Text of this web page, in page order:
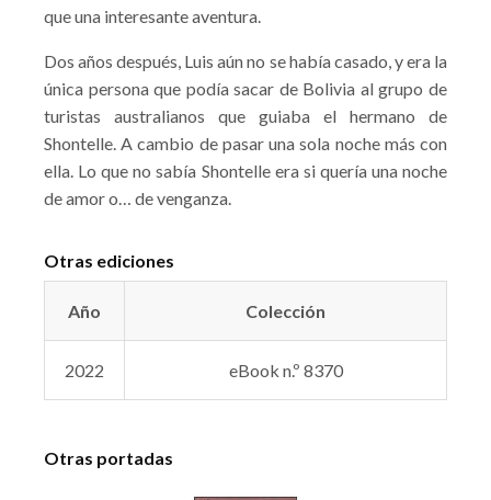
que una interesante aventura.
Dos años después, Luis aún no se había casado, y era la
única persona que podía sacar de Bolivia al grupo de
turistas australianos que guiaba el hermano de
Shontelle. A cambio de pasar una sola noche más con
ella. Lo que no sabía Shontelle era si quería una noche
de amor o… de venganza.
Otras ediciones
Año Colección
2022 eBook n.º 8370
Otras portadas